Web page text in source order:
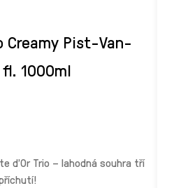
Creamy Pist-Van-
fl. 1000ml
d'Or Trio – lahodná souhra tří